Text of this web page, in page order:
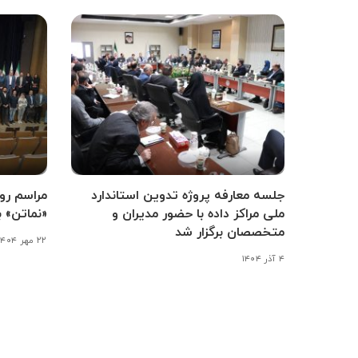
جلسه معارفه پروژه تدوین استاندارد
ملی مراکز داده با حضور مدیران و
متخصصان برگزار شد
۴ آذر ۱۴۰۴
مراسم
«نماتن»
۲۲ مهر ۱۴۰۴